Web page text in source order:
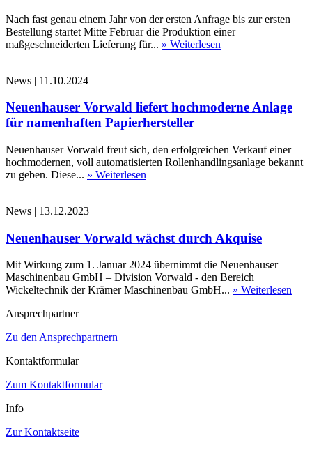
Nach fast genau einem Jahr von der ersten Anfrage bis zur ersten
Bestellung startet Mitte Februar die Produktion einer
maßgeschneiderten Lieferung für... » Weiterlesen
News | 11.10.2024
Neuenhauser Vorwald liefert hochmoderne Anlage
für namenhaften Papierhersteller
Neuenhauser Vorwald freut sich, den erfolgreichen Verkauf einer
hochmodernen, voll automatisierten Rollenhandlingsanlage bekannt
zu geben. Diese... » Weiterlesen
News | 13.12.2023
Neuenhauser Vorwald wächst durch Akquise
Mit Wirkung zum 1. Januar 2024 übernimmt die Neuenhauser
Maschinenbau GmbH – Division Vorwald - den Bereich
Wickeltechnik der Krämer Maschinenbau GmbH... » Weiterlesen
Ansprechpartner
Zu den Ansprechpartnern
Kontaktformular
Zum Kontaktformular
Info
Zur Kontaktseite